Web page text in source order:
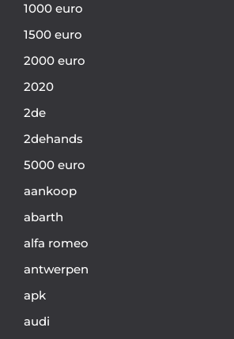
1000 euro
1500 euro
2000 euro
2020
2de
2dehands
5000 euro
aankoop
abarth
alfa romeo
antwerpen
apk
audi